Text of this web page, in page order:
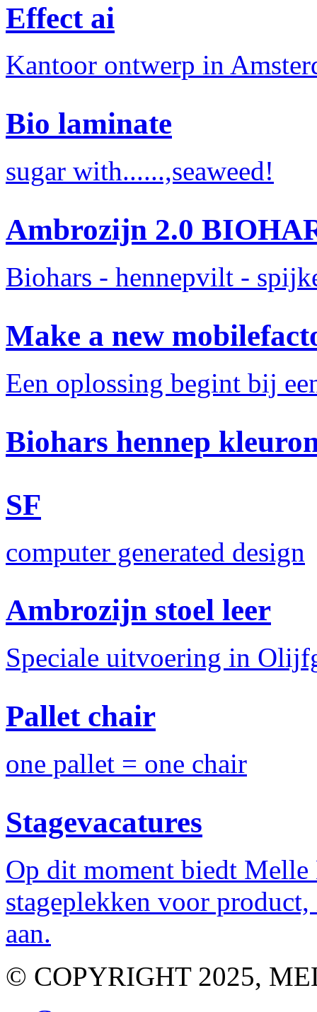
Effect ai
Kantoor ontwerp in
Bio laminate
sugar with......,seaweed!
Ambrozijn 2.0
Biohars - hennepvilt -
Make a new
Een oplossing begint bij
Biohars hennep
SF
computer generated design
Ambrozijn stoel leer
Speciale uitvoering in
Pallet chair
one pallet = one chair
Stagevacatures
Op dit moment biedt
stageplekken voor
aan.
© COPYRIGHT 2025,